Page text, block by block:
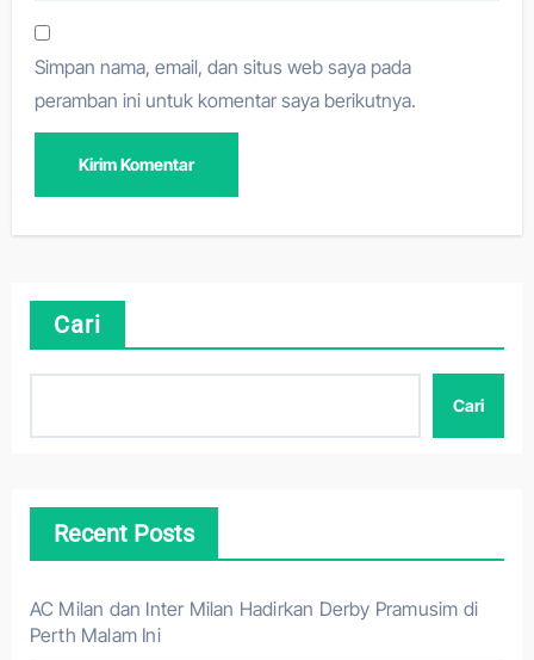
Simpan nama, email, dan situs web saya pada
peramban ini untuk komentar saya berikutnya.
Cari
Cari
Recent Posts
AC Milan dan Inter Milan Hadirkan Derby Pramusim di
Perth Malam Ini